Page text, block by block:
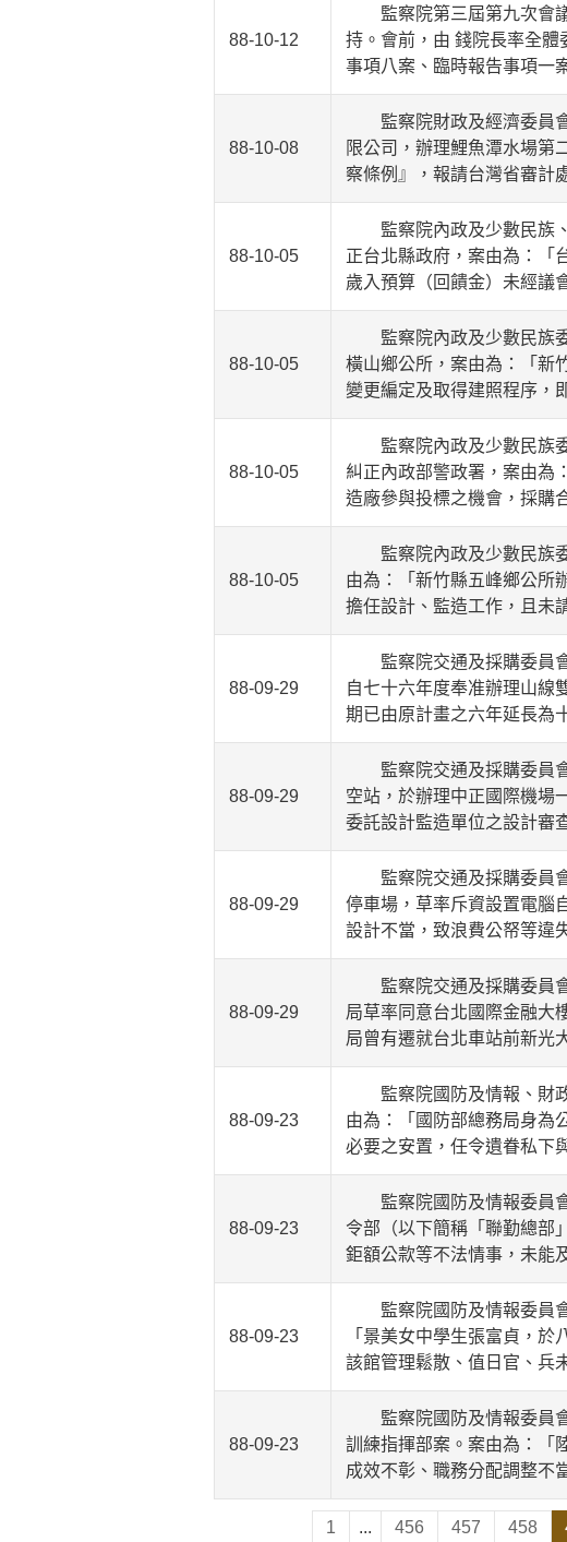
88-10-12
監察院第三屆第九次會議
持。會前，由 錢院長率全
事項八案、臨時報告事項一
88-10-08
監察院財政及經濟委員會
限公司，辦理鯉魚潭水場第
察條例』，報請台灣省審計
88-10-05
監察院內政及少數民族、
正台北縣政府，案由為：「
歲入預算（回饋金）未經議
88-10-05
監察院內政及少數民族委
橫山鄉公所，案由為：「新
變更編定及取得建照程序，
88-10-05
監察院內政及少數民族委
糾正內政部警政署，案由為
造廠參與投標之機會，採購
88-10-05
監察院內政及少數民族委
由為：「新竹縣五峰鄉公所
擔任設計、監造工作，且未
88-09-29
監察院交通及採購委員會
自七十六年度奉准辦理山線
期已由原計畫之六年延長為
88-09-29
監察院交通及採購委員會
空站，於辦理中正國際機場
委託設計監造單位之設計審
88-09-29
監察院交通及採購委員會
停車場，草率斥資設置電腦
設計不當，致浪費公帑等違
88-09-29
監察院交通及採購委員會
局草率同意台北國際金融大
局曾有遷就台北車站前新光
88-09-23
監察院國防及情報、財政
由為：「國防部總務局身為
必要之安置，任令遺眷私下
88-09-23
監察院國防及情報委員會
令部（以下簡稱「聯勤總部
鉅額公款等不法情事，未能
88-09-23
監察院國防及情報委員會
「景美女中學生張富貞，
該館管理鬆散、值日官、兵
88-09-23
監察院國防及情報委員會
訓練指揮部案。案由為：「
成效不彰、職務分配調整不
1 ... 456 457 458